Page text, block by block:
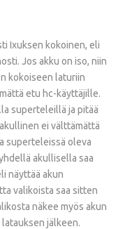
Ixuksen kokoinen, eli
Jos akku on iso, niin
kokoiseen laturiin
etu hc-käyttäjille.
superteleillä ja pitää
ei välttämättä
superteleissä oleva
akullisella saa
näyttää akun
valikoista saa sitten
näkee myös akun
jälkeen.